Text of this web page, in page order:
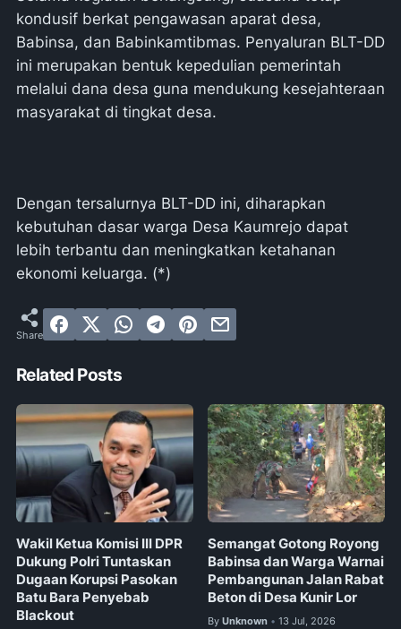
kondusif berkat pengawasan aparat desa,
Babinsa, dan Babinkamtibmas. Penyaluran BLT-DD
ini merupakan bentuk kepedulian pemerintah
melalui dana desa guna mendukung kesejahteraan
masyarakat di tingkat desa.
Dengan tersalurnya BLT-DD ini, diharapkan
kebutuhan dasar warga Desa Kaumrejo dapat
lebih terbantu dan meningkatkan ketahanan
ekonomi keluarga. (*)
Related Posts
Wakil Ketua Komisi III DPR
Dukung Polri Tuntaskan
Dugaan Korupsi Pasokan
Batu Bara Penyebab
Blackout
Semangat Gotong Royong
Babinsa dan Warga Warnai
Pembangunan Jalan Rabat
Beton di Desa Kunir Lor
By Unknown • 13 Jul, 2026